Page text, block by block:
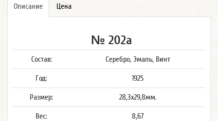
Описание Цена
№ 202а
Состав: Серебро, Эмаль, Винт
Год: 1925
Размер: 28,3x29,8мм.
Вес: 8,67